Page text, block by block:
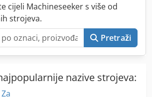
cijeli Machineseeker s više od
strojeva.
Pretraži
nazive strojeva: